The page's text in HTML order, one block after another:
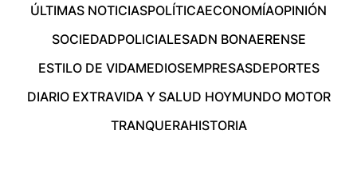
ÚLTIMAS NOTICIASPOLÍTICAECONOMÍAOPINIÓN
SOCIEDADPOLICIALESADN BONAERENSE
ESTILO DE VIDAMEDIOSEMPRESASDEPORTES
DIARIO EXTRAVIDA Y SALUD HOYMUNDO MOTOR
TRANQUERAHISTORIA